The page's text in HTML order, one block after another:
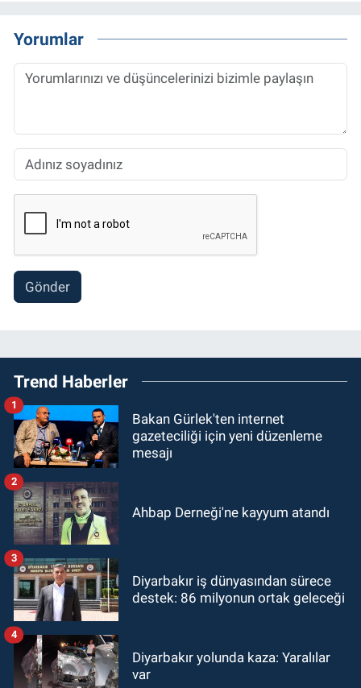
Yorumlar
Gönder
Trend Haberler
Bakan Gürlek'ten internet
gazeteciliği için yeni düzenleme
mesajı
1
Ahbap Derneği'ne kayyum atandı
2
Diyarbakır iş dünyasından sürece
destek: 86 milyonun ortak geleceği
3
Diyarbakır yolunda kaza: Yaralılar
var
4